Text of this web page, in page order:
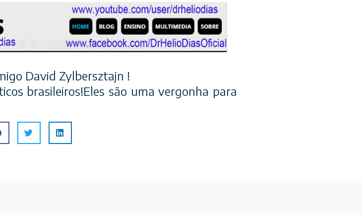
David Zylbersztajn !
brasileiros!Eles são uma vergonha para